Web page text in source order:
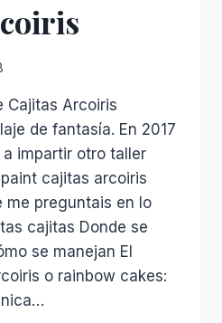
Cajitas Arcoiris
de fantasía. En 2017
impartir otro taller
cajitas arcoiris
me preguntais en lo
cajitas Donde se
se manejan El
o rainbow cakes: